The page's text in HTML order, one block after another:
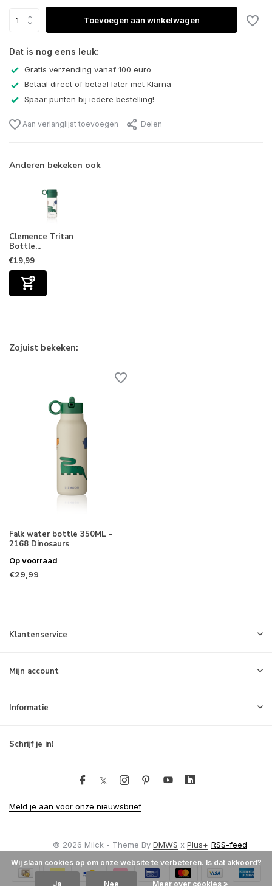
Toevoegen aan winkelwagen
Dat is nog eens leuk:
Gratis verzending vanaf 100 euro
Betaal direct of betaal later met Klarna
Spaar punten bij iedere bestelling!
Aan verlanglijst toevoegen Delen
Anderen bekeken ook
Clemence Tritan
Bottle...
€19,99
Zojuist bekeken:
Falk water bottle 350ML -
2168 Dinosaurs
Op voorraad
€29,99
Klantenservice
Mijn account
Informatie
Schrijf je in!
Meld je aan voor onze nieuwsbrief
© 2026 Milck - Theme By DMWS x Plus+ RSS-feed
Wij slaan cookies op om onze website te verbeteren. Is dat akkoord?
Ja Nee Meer over cookies »